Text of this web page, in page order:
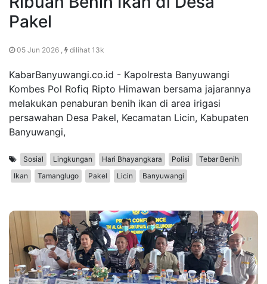
Pakel
05 Jun 2026 , dilihat 13k
KabarBanyuwangi.co.id - Kapolresta Banyuwangi
Kombes Pol Rofiq Ripto Himawan bersama jajarannya
melakukan penaburan benih ikan di area irigasi
persawahan Desa Pakel, Kecamatan Licin, Kabupaten
Banyuwangi,
Sosial Lingkungan Hari Bhayangkara Polisi
Tebar Benih
Ikan
Tamanglugo Pakel Licin Banyuwangi